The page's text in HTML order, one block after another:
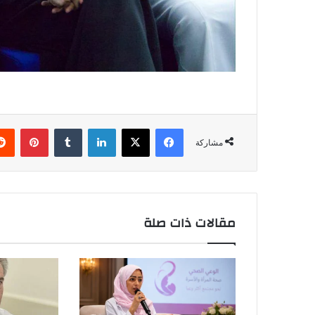
مشاركة
فيسبوك ‫X لينكدإن ‏Tumblr
مقالات ذات صلة